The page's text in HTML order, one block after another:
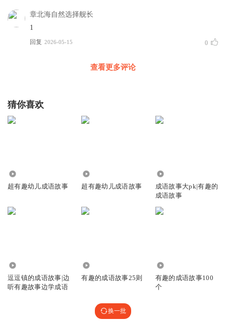
章北海自然选择舰长
1
回复 2026-05-15 0
查看更多评论
猜你喜欢
超有趣幼儿成语故事 超有趣幼儿成语故事
成语故事大pk|有趣的
成语故事
逗逗镇的成语故事|边
听有趣故事边学成语
有趣的成语故事25则
有趣的成语故事100
个
换一批